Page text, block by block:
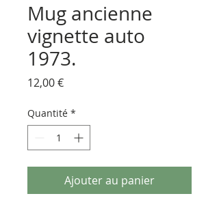
Mug ancienne
vignette auto
1973.
12,00 €Prix
Quantité *
Ajouter au panier